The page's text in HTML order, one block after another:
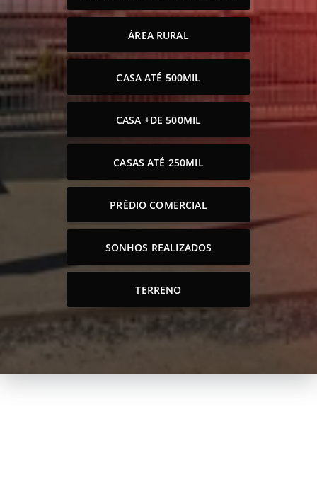
ÁREA RURAL
CASA ATÉ 500MIL
CASA +DE 500MIL
CASAS ATÉ 250MIL
PRÉDIO COMERCIAL
SONHOS REALIZADOS
TERRENO